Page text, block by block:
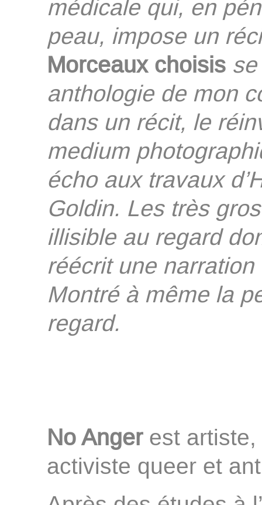
médicale qui, en
peau, impose un
Morceaux choisis
anthologie de mon
dans un récit, le
medium
écho aux travaux
Goldin. Les très
illisible au regard
réécrit une
Montré à même la
regard.
No Angerest artiste,
activiste queer et